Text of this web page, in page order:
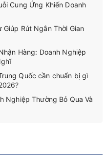
Cung Ứng Khiến Doanh
Giúp Rút Ngắn Thời Gian
Hàng: Doanh Nghiệp
Quốc cần chuẩn bị gì
Nghiệp Thường Bỏ Qua Và